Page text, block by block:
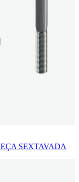
SEXTAVADA